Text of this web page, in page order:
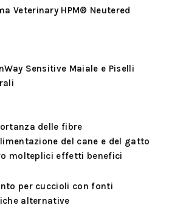
Veterinary HPM® Neutered
Sensitive Maiale e Piselli
delle fibre
del cane e del gatto
molteplici effetti benefici
per cuccioli con fonti
alternative